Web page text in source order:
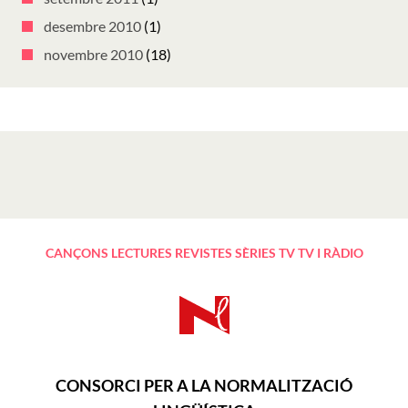
desembre 2010 (1)
novembre 2010 (18)
CANÇONS LECTURES REVISTES SÈRIES TV TV I RÀDIO
CONSORCI PER A LA NORMALITZACIÓ